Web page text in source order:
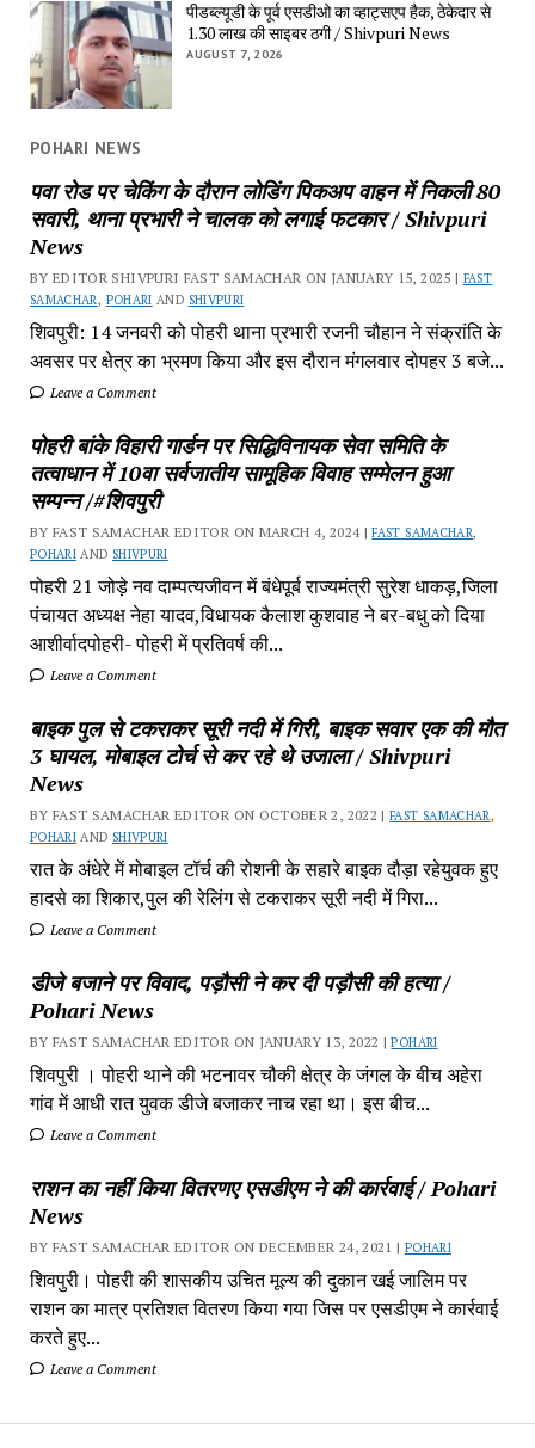
पीडब्ल्यूडी के पूर्व एसडीओ का व्हाट्सएप हैक, ठेकेदार से
1.30 लाख की साइबर ठगी / Shivpuri News
AUGUST 7, 2026
POHARI NEWS
पवा रोड पर चेकिंग के दौरान लोडिंग पिकअप वाहन में निकली 80
सवारी, थाना प्रभारी ने चालक को लगाई फटकार / Shivpuri
News
BY EDITOR SHIVPURI FAST SAMACHAR ON JANUARY 15, 2025 | FAST
SAMACHAR , POHARI AND SHIVPURI
शिवपुरी: 14 जनवरी को पोहरी थाना प्रभारी रजनी चौहान ने संक्रांति के
अवसर पर क्षेत्र का भ्रमण किया और इस दौरान मंगलवार दोपहर 3 बजे...
Leave a Comment
पोहरी बांके विहारी गार्डन पर सिद्धिविनायक सेवा समिति के
तत्वाधान में 10वा सर्वजातीय सामूहिक विवाह सम्मेलन हुआ
सम्पन्न /#शिवपुरी
BY FAST SAMACHAR EDITOR ON MARCH 4, 2024 |FAST SAMACHAR,
POHARI AND SHIVPURI
पोहरी 21 जोड़े नव दाम्पत्यजीवन में बंधेपूर्ब राज्यमंत्री सुरेश धाकड़,जिला
पंचायत अध्यक्ष नेहा यादव,विधायक कैलाश कुशवाह ने बर-बधु को दिया
आशीर्वादपोहरी- पोहरी में प्रतिवर्ष की...
Leave a Comment
बाइक पुल से टकराकर सूरी नदी में गिरी, बाइक सवार एक की मौत
3 घायल, मोबाइल टोर्च से कर रहे थे उजाला / Shivpuri
News
BY FAST SAMACHAR EDITOR ON OCTOBER 2, 2022 |FAST SAMACHAR ,
POHARI AND SHIVPURI
रात के अंधेरे में मोबाइल टॉर्च की रोशनी के सहारे बाइक दौड़ा रहेयुवक हुए
हादसे का शिकार,पुल की रेलिंग से टकराकर सूरी नदी में गिरा...
Leave a Comment
डीजे बजाने पर विवाद, पड़ौसी ने कर दी पड़ौसी की हत्या /
Pohari News
BY FAST SAMACHAR EDITOR ON JANUARY 13, 2022 |POHARI
शिवपुरी‎ । पोहरी थाने की भटनावर चौकी क्षेत्र‎ के जंगल के बीच अहेरा
गांव में‎ आधी रात युवक डीजे बजाकर‎ नाच रहा था। इस बीच...
Leave a Comment
राशन का नहीं किया वितरणए एसडीएम ने की कार्रवाई / Pohari
News
BY FAST SAMACHAR EDITOR ON DECEMBER 24, 2021 | POHARI
शिवपुरी। पोहरी की शासकीय उचित मूल्य की दुकान खई जालिम पर
राशन का मात्र प्रतिशत वितरण किया गया जिस पर एसडीएम ने कार्रवाई
करते हुए...
Leave a Comment